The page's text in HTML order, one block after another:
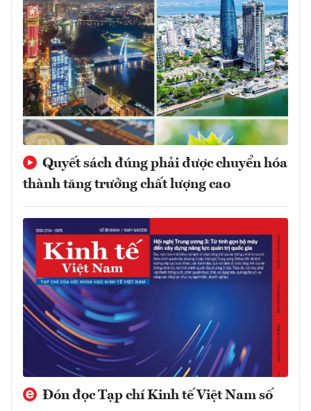
Quyết sách đúng phải được chuyển hóa
thành tăng trưởng chất lượng cao
Đón đọc Tạp chí Kinh tế Việt Nam số